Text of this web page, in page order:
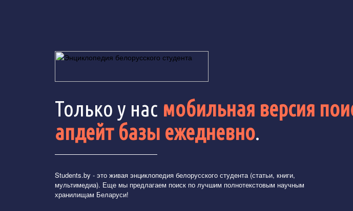
Только у нас мобильная версия
апдейт базы ежедневно.
Students.by - это живая энциклопедия белорусского студента (статьи, книги,
мультимедиа). Еще мы предлагаем поиск по лучшим полнотекстовым научным
хранилищам Беларуси!